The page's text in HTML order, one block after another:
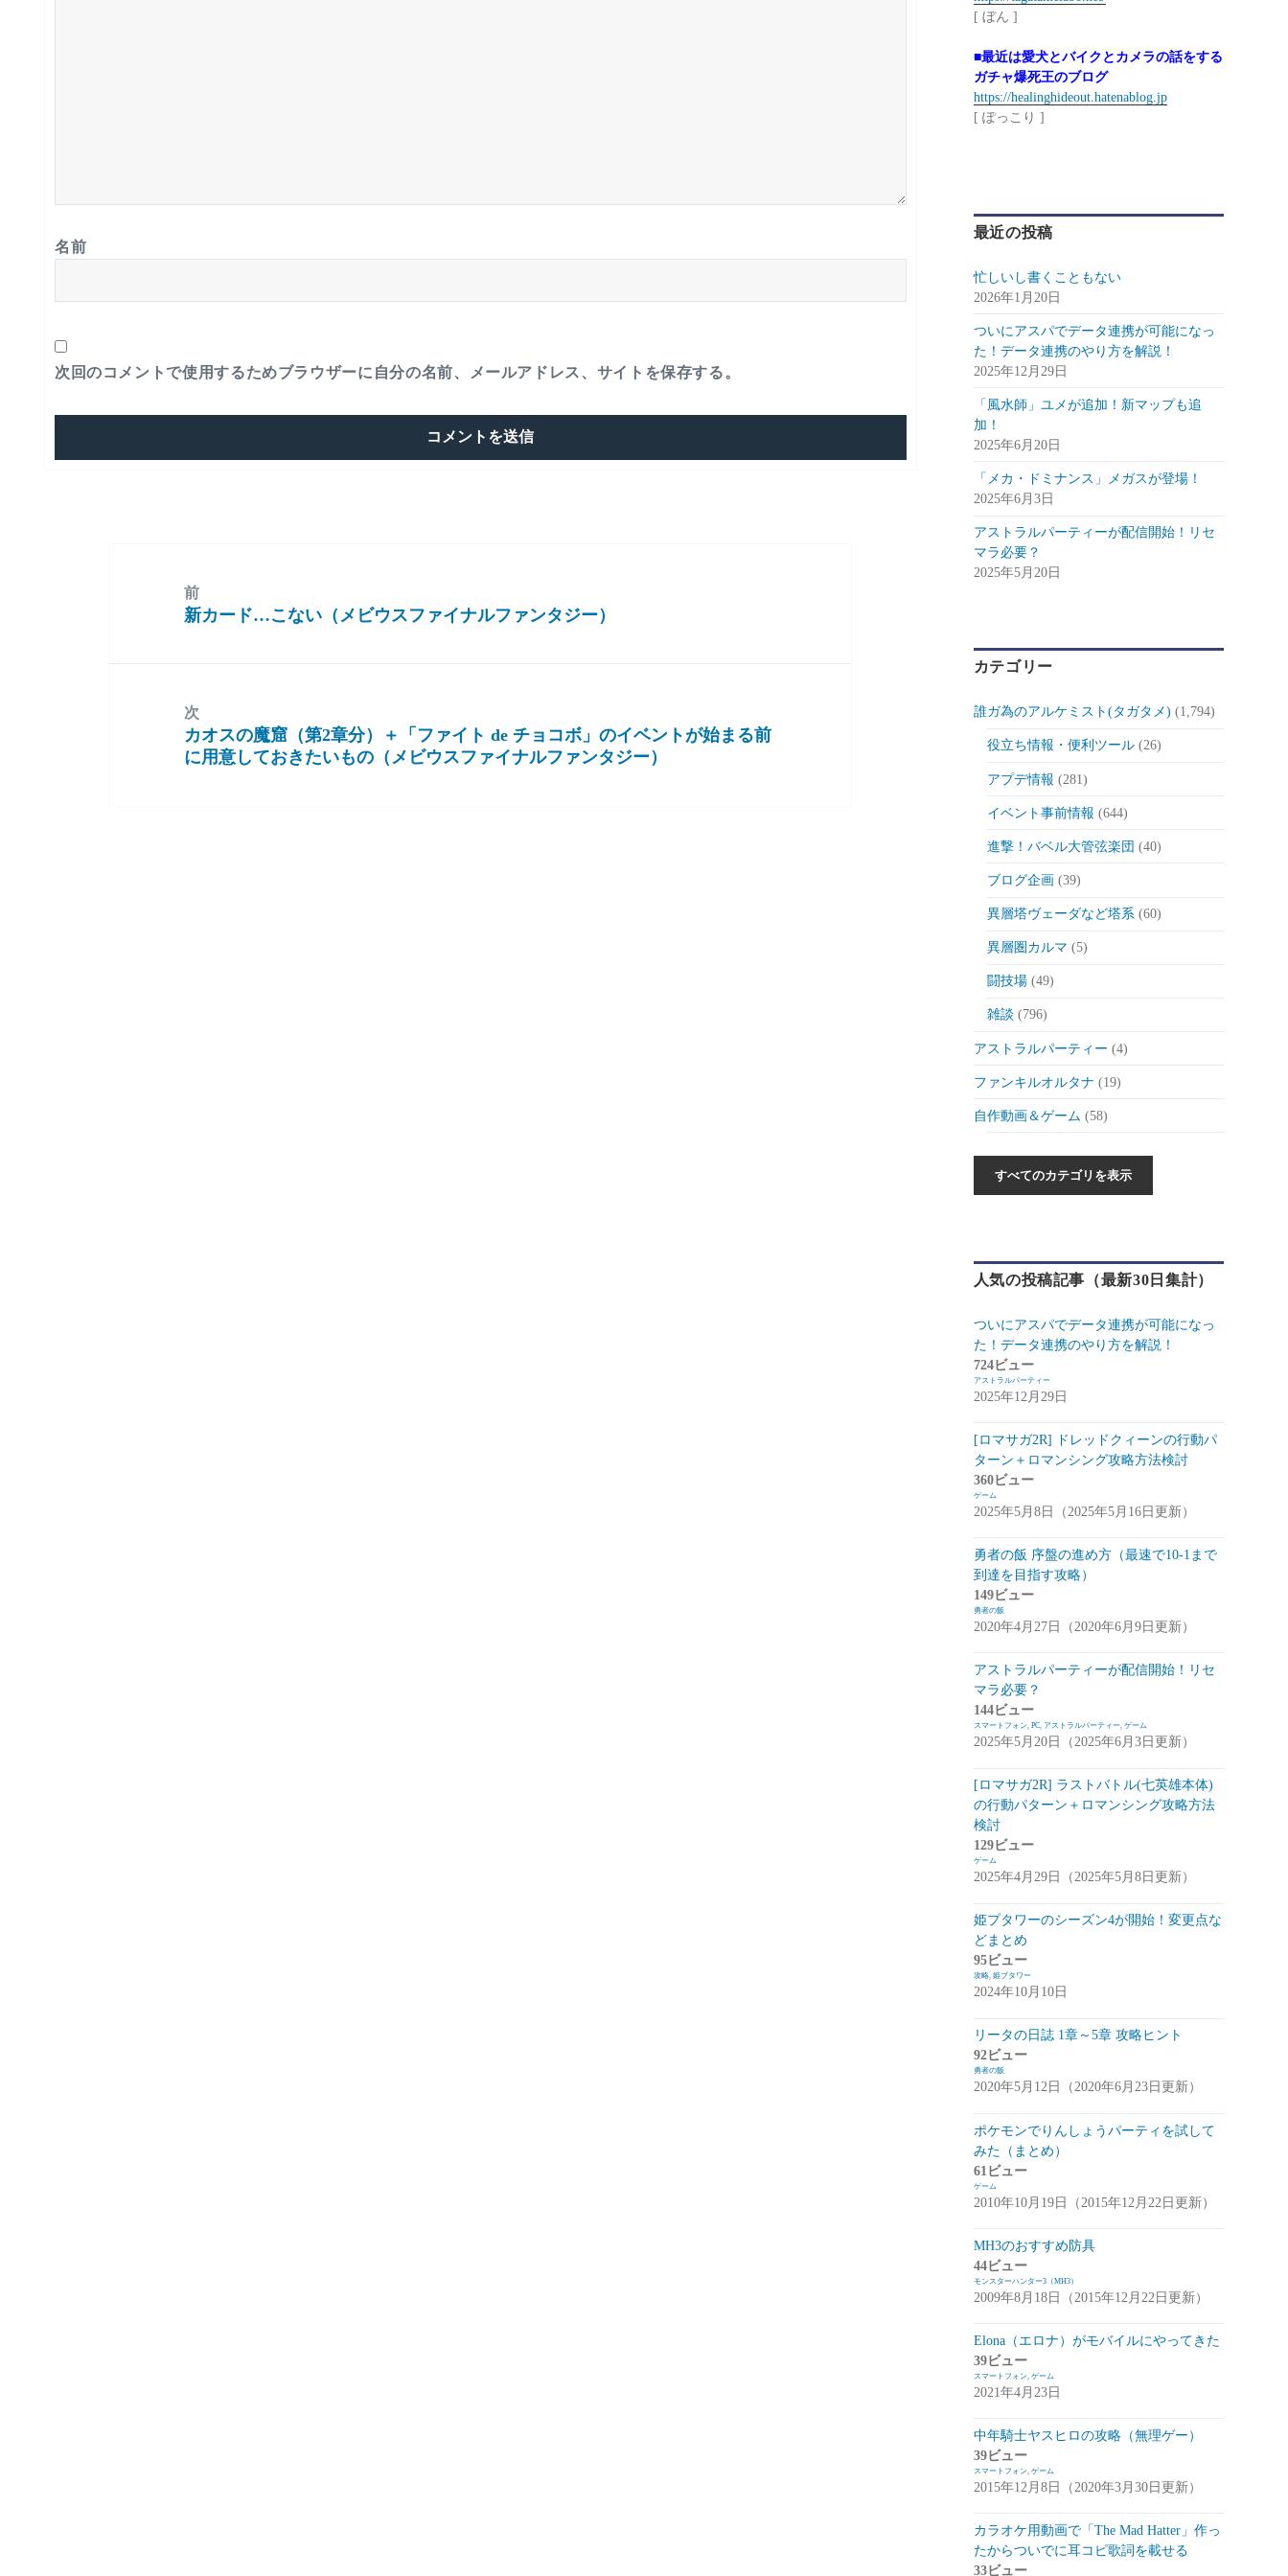
名前
次回のコメントで使用するためブラウザーに自分の名前、メールアドレス、サイトを保存する。
前
前
稿:
新カード…こない（メビウスファイナルファンタジー）
次
次
の
カオスの魔窟（第2章分）＋「ファイト de チョコボ」のイベントが始まる前
に用意しておきたいもの（メビウスファイナルファンタジー）
[ ぼん ]
■最近は愛犬とバイクとカメラの話をする
ガチャ爆死王のブログ
https://healinghideout.hatenablog.jp
[ ぽっこり ]
最近の投稿
忙しいし書くこともない
2026年1月20日
ついにアスパでデータ連携が可能になっ
た！データ連携のやり方を解説！
2025年12月29日
「風水師」ユメが追加！新マップも追
加！
2025年6月20日
「メカ・ドミナンス」メガスが登場！
2025年6月3日
アストラルパーティーが配信開始！リセ
マラ必要？
2025年5月20日
カテゴリー
誰ガ為のアルケミスト(タガタメ) (1,794)
役立ち情報・便利ツール(26)
アプデ情報 (281)
イベント事前情報 (644)
進撃！バベル大管弦楽団 (40)
ブログ企画 (39)
異層塔ヴェーダなど塔系(60)
異層圏カルマ (5)
闘技場(49)
雑談 (796)
アストラルパーティー (4)
ファンキルオルタナ (19)
自作動画＆ゲーム (58)
自作ゲーム紹介 (6)
ゲーム(175)
スマートフォン(94)
PC (7)
お知らせ(6)
コンパイル (9)
姫プタワー
攻略 (9)
雑談・感想(2)
リーグ・オブ・ワンダーランド(リグワ
ン)(20)
攻略 (14)
雑談(14)
崩落のCARNEADES(ホウカル)(15)
Zold:Out~鍛冶屋の物語(ゾルカジ) (13)
攻略情報 (5)
雑談(7)
拡張少女系トライナリー(トライナリー)
勇者の飯 (14)
ボーダーブレイク
アスタータタリクス(アスタタ)
イベント事前情報(16)
攻略情報
サクライグノラムス(サクムス)(2)
アプデ・イベント情報
雑談(1)
メビウスファイナルファンタジー(メビウ
スFF) (157)
ジョブステータス
カオスの魔窟
テイルズウィーバー：SecondRun(TWSR)
(10)
雑談
人気の投稿記事（最新30日集計）
ついにアスパでデータ連携が可能になっ
た！データ連携のやり方を解説！
724ビュー
アストラルパーティー
2025年12月29日
[ロマサガ2R] ドレッドクィーンの行動パ
ターン＋ロマンシング攻略方法検討
360ビュー
ゲーム
2025年5月8日（2025年5月16日更新）
勇者の飯 序盤の進め方（最速で10-1まで
到達を目指す攻略）
149ビュー
勇者の飯
2020年4月27日（2020年6月9日更新）
アストラルパーティーが配信開始！リセ
マラ必要？
144ビュー
スマートフォン, PC, アストラルパーティー, ゲーム
2025年5月20日（2025年6月3日更新）
[ロマサガ2R] ラストバトル(七英雄本体)
の行動パターン＋ロマンシング攻略方法
検討
129ビュー
ゲーム
2025年4月29日（2025年5月8日更新）
姫プタワーのシーズン4が開始！変更点な
どまとめ
95ビュー
攻略, 姫プタワー
2024年10月10日
リータの日誌 1章～5章 攻略ヒント
92ビュー
勇者の飯
2020年5月12日（2020年6月23日更新）
ポケモンでりんしょうパーティを試して
みた（まとめ）
61ビュー
ゲーム
2010年10月19日（2015年12月22日更新）
MH3のおすすめ防具
44ビュー
モンスターハンター3（MH3）
2009年8月18日（2015年12月22日更新）
Elona（エロナ）がモバイルにやってきた
39ビュー
スマートフォン, ゲーム
2021年4月23日
中年騎士ヤスヒロの攻略（無理ゲー）
39ビュー
スマートフォン, ゲーム
2015年12月8日（2020年3月30日更新）
カラオケ用動画で「The Mad Hatter」作っ
たからついでに耳コピ歌詞を載せる
33ビュー